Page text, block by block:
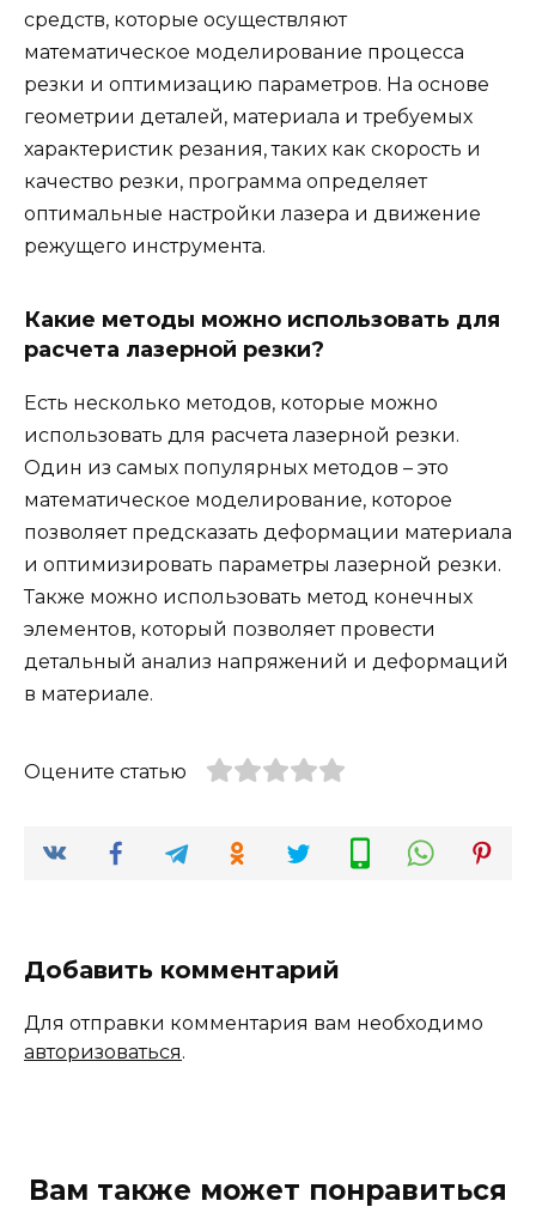
средств, которые осуществляют
математическое моделирование процесса
резки и оптимизацию параметров. На основе
геометрии деталей, материала и требуемых
характеристик резания, таких как скорость и
качество резки, программа определяет
оптимальные настройки лазера и движение
режущего инструмента.
Какие методы можно использовать для
расчета лазерной резки?
Есть несколько методов, которые можно
использовать для расчета лазерной резки.
Один из самых популярных методов – это
математическое моделирование, которое
позволяет предсказать деформации материала
и оптимизировать параметры лазерной резки.
Также можно использовать метод конечных
элементов, который позволяет провести
детальный анализ напряжений и деформаций
в материале.
Оцените статью
Добавить комментарий
Для отправки комментария вам необходимо
авторизоваться.
Вам также может понравиться